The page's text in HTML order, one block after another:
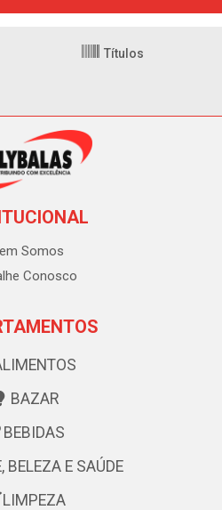
Títulos
Somos
Conosco
BAZAR
BEBIDAS
BELEZA E SAÚDE
LIMPEZA